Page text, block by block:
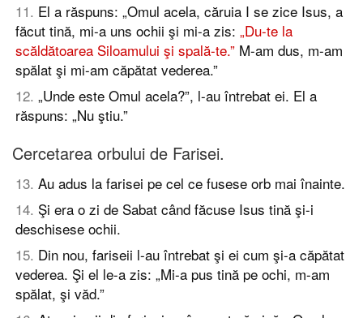
11. El a răspuns: „Omul acela, căruia I se zice Isus, a
făcut tină, mi-a uns ochii şi mi-a zis: „Du-te la
scăldătoarea Siloamului şi spală-te.” M-am dus, m-am
spălat şi mi-am căpătat vederea.”
12. „Unde este Omul acela?”, l-au întrebat ei. El a
răspuns: „Nu ştiu.”
Cercetarea orbului de Farisei.
13. Au adus la farisei pe cel ce fusese orb mai înainte.
14. Şi era o zi de Sabat când făcuse Isus tină şi-i
deschisese ochii.
15. Din nou, fariseii l-au întrebat şi ei cum şi-a căpătat
vederea. Şi el le-a zis: „Mi-a pus tină pe ochi, m-am
spălat, şi văd.”